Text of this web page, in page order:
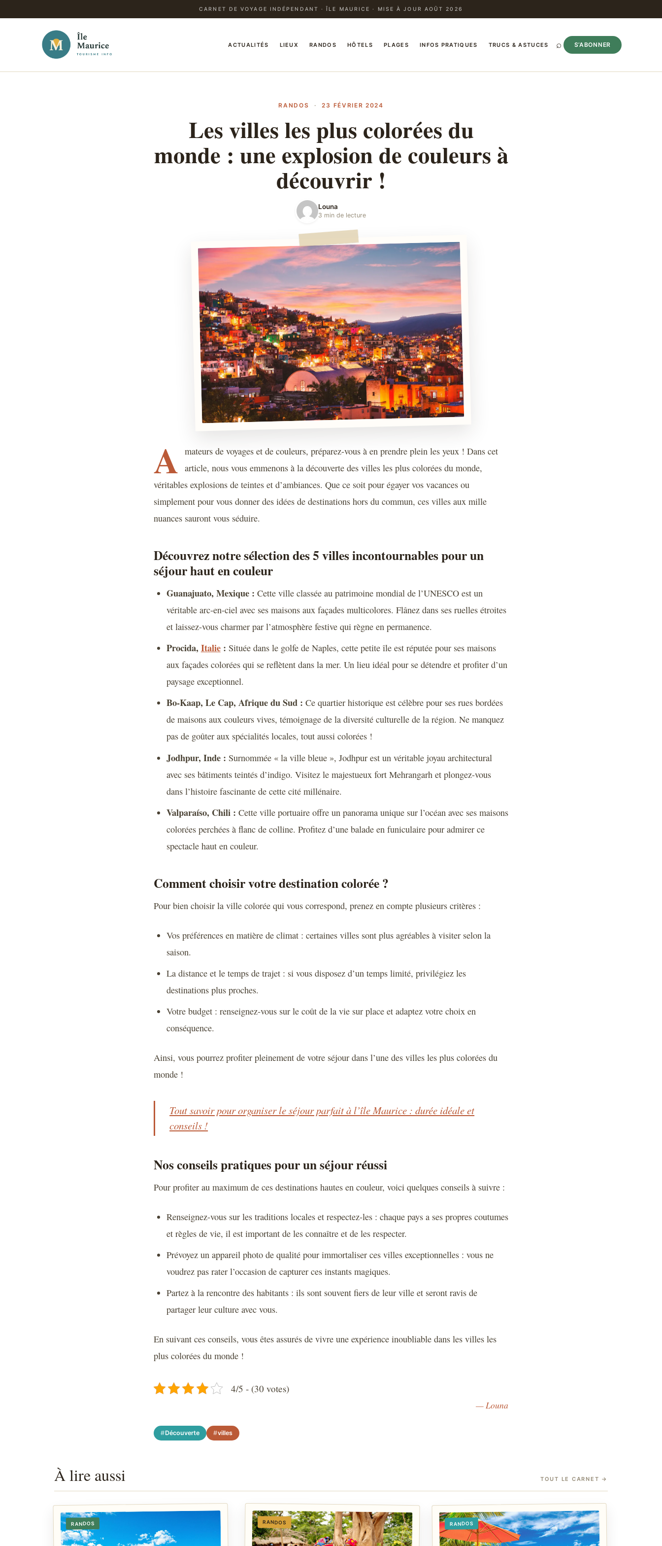
CARNET DE VOYAGE INDÉPENDANT · ÎLE MAURICE · MISE À JOUR AOÛT 2026
ACTUALITÉS LIEUX RANDOS HÔTELS PLAGES INFOS PRATIQUES TRUCS & ASTUCES ⌕ S’ABONNER
RANDOS · 23 FÉVRIER 2024
Les villes les plus colorées du
monde : une explosion de couleurs à
découvrir !
Louna
3 min de lecture
A mateurs de voyages et de couleurs, préparez-vous à en prendre plein les yeux ! Dans cet
article, nous vous emmenons à la découverte des villes les plus colorées du monde,
véritables explosions de teintes et d’ambiances. Que ce soit pour égayer vos vacances ou
simplement pour vous donner des idées de destinations hors du commun, ces villes aux mille
nuances sauront vous séduire.
Découvrez notre sélection des 5 villes incontournables pour un
séjour haut en couleur
Guanajuato, Mexique : Cette ville classée au patrimoine mondial de l’UNESCO est un
véritable arc-en-ciel avec ses maisons aux façades multicolores. Flânez dans ses ruelles étroites
et laissez-vous charmer par l’atmosphère festive qui règne en permanence.
Procida, Italie: Située dans le golfe de Naples, cette petite île est réputée pour ses maisons
aux façades colorées qui se reflètent dans la mer. Un lieu idéal pour se détendre et profiter d’un
paysage exceptionnel.
Bo-Kaap, Le Cap, Afrique du Sud : Ce quartier historique est célèbre pour ses rues bordées
de maisons aux couleurs vives, témoignage de la diversité culturelle de la région. Ne manquez
pas de goûter aux spécialités locales, tout aussi colorées !
Jodhpur, Inde : Surnommée « la ville bleue », Jodhpur est un véritable joyau architectural
avec ses bâtiments teintés d’indigo. Visitez le majestueux fort Mehrangarh et plongez-vous
dans l’histoire fascinante de cette cité millénaire.
Valparaíso, Chili : Cette ville portuaire offre un panorama unique sur l’océan avec ses maisons
colorées perchées à flanc de colline. Profitez d’une balade en funiculaire pour admirer ce
spectacle haut en couleur.
Comment choisir votre destination colorée ?
Pour bien choisir la ville colorée qui vous correspond, prenez en compte plusieurs critères :
Vos préférences en matière de climat : certaines villes sont plus agréables à visiter selon la
saison.
La distance et le temps de trajet : si vous disposez d’un temps limité, privilégiez les
destinations plus proches.
Votre budget : renseignez-vous sur le coût de la vie sur place et adaptez votre choix en
conséquence.
Ainsi, vous pourrez profiter pleinement de votre séjour dans l’une des villes les plus colorées du
monde !
Tout savoir pour organiser le séjour parfait à l’île Maurice : durée idéale et
conseils !
Nos conseils pratiques pour un séjour réussi
Pour profiter au maximum de ces destinations hautes en couleur, voici quelques conseils à suivre :
Renseignez-vous sur les traditions locales et respectez-les : chaque pays a ses propres coutumes
et règles de vie, il est important de les connaître et de les respecter.
Prévoyez un appareil photo de qualité pour immortaliser ces villes exceptionnelles : vous ne
voudrez pas rater l’occasion de capturer ces instants magiques.
Partez à la rencontre des habitants : ils sont souvent fiers de leur ville et seront ravis de
partager leur culture avec vous.
En suivant ces conseils, vous êtes assurés de vivre une expérience inoubliable dans les villes les
plus colorées du monde !
4/5 - (30 votes)
— Louna
Découverte villes
À lire aussi TOUT LE CARNET →
RANDOS RANDOS RANDOS